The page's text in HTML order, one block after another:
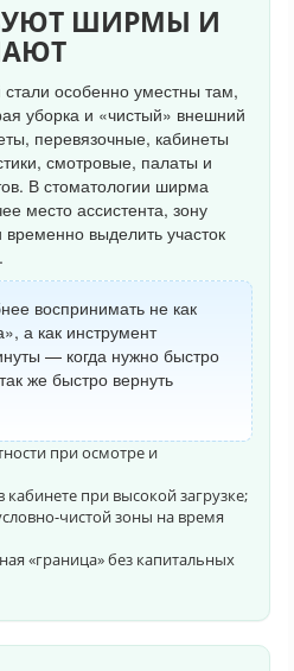
ШИРМЫ И
особенно уместны там,
уборка и «чистый» внешний
перевязочные, кабинеты
смотровые, палаты и
В стоматологии ширма
место ассистента, зону
выделить участок
воспринимать не как
а как инструмент
— когда нужно быстро
же быстро вернуть
при осмотре и
кабинете при высокой загрузке;
чистой зоны на время
«граница» без капитальных